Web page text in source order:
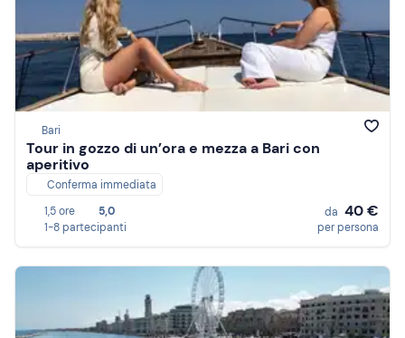
Bari
Tour in gozzo di un’ora e mezza a Bari con
aperitivo
Conferma immediata
1,5 ore
5,0
1-8 partecipanti
da 40 €
per persona